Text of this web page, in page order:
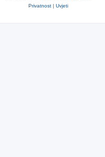
Privatnost | Uvjeti